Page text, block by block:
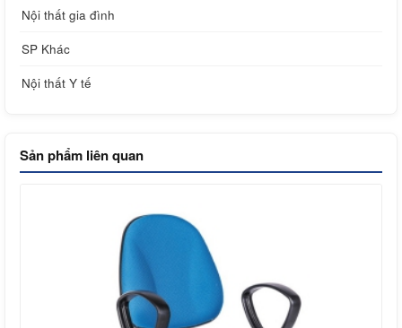
Nội thất gia đình
SP Khác
Nội thất Y tế
Sản phẩm liên quan